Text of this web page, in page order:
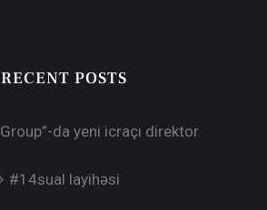
RECENT POSTS
da yeni icraçı direktor
#14sual layihəsi